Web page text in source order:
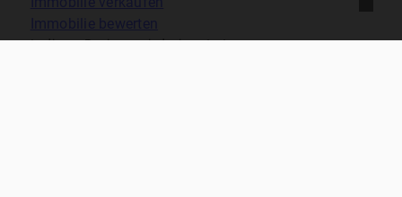
In diesen Regionen sind wir vertreten: